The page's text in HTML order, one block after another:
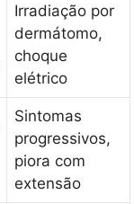
Irradiação por
dermátomo,
choque
elétrico
Sintomas
progressivos,
piora com
extensão